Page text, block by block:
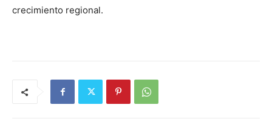
crecimiento regional.